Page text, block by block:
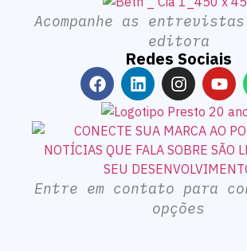
Acompanhe as
editora
Redes Sociais
Entre em contato para
opções